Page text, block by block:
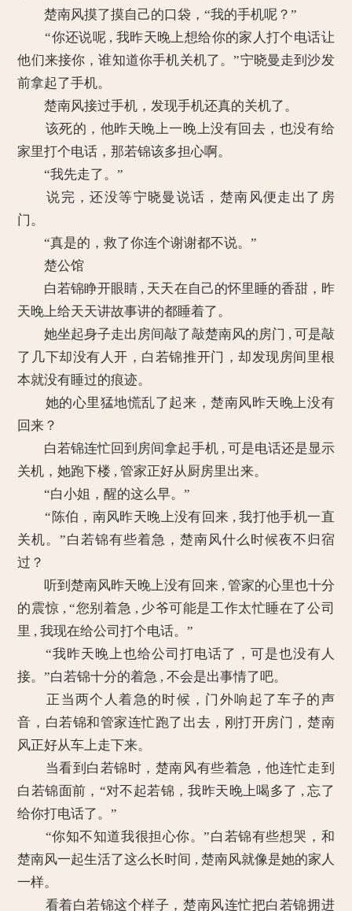
楚南风摸了摸自己的口袋，“我的手机呢？”
“你还说呢 , 我昨天晚上想给你的家人打个电话让
他们来接你，谁知道你手机关机了。”宁晓曼走到沙发
前拿起了手机。
楚南风接过手机，发现手机还真的关机了。
该死的，他昨天晚上一晚上没有回去，也没有给
家里打个电话，那若锦该多担心啊。
“我先走了。”
说完，还没等宁晓曼说话，楚南风便走出了房
门。
“真是的，救了你连个谢谢都不说。”
楚公馆
白若锦睁开眼睛 , 天天在自己的怀里睡的香甜，昨
天晚上给天天讲故事讲的都睡着了。
她坐起身子走出房间敲了敲楚南风的房门 , 可是敲
了几下却没有人开，白若锦推开门，却发现房间里根
本就没有睡过的痕迹。
她的心里猛地慌乱了起来，楚南风昨天晚上没有
回来？
白若锦连忙回到房间拿起手机 , 可是电话还是显示
关机，她跑下楼 , 管家正好从厨房里出来。
“白小姐，醒的这么早。”
“陈伯，南风昨天晚上没有回来 , 我打他手机一直
关机。”白若锦有些着急，楚南风什么时候夜不归宿
过？
听到楚南风昨天晚上没有回来 , 管家的心里也十分
的震惊 , “您别着急 , 少爷可能是工作太忙睡在了公司
里 , 我现在给公司打个电话。”
“我昨天晚上也给公司打电话了，可是也没有人
接。”白若锦十分的着急 , 不会是出事情了吧。
正当两个人着急的时候，门外响起了车子的声
音，白若锦和管家连忙跑了出去，刚打开房门，楚南
风正好从车上走下来。
当看到白若锦时，楚南风有些着急，他连忙走到
白若锦面前，“对不起若锦，我昨天晚上喝多了 , 忘了
给你打电话了。”
“你知不知道我很担心你。”白若锦有些想哭，和
楚南风一起生活了这么长时间 , 楚南风就像是她的家人
一样。
看着白若锦这个样子，楚南风连忙把白若锦拥进